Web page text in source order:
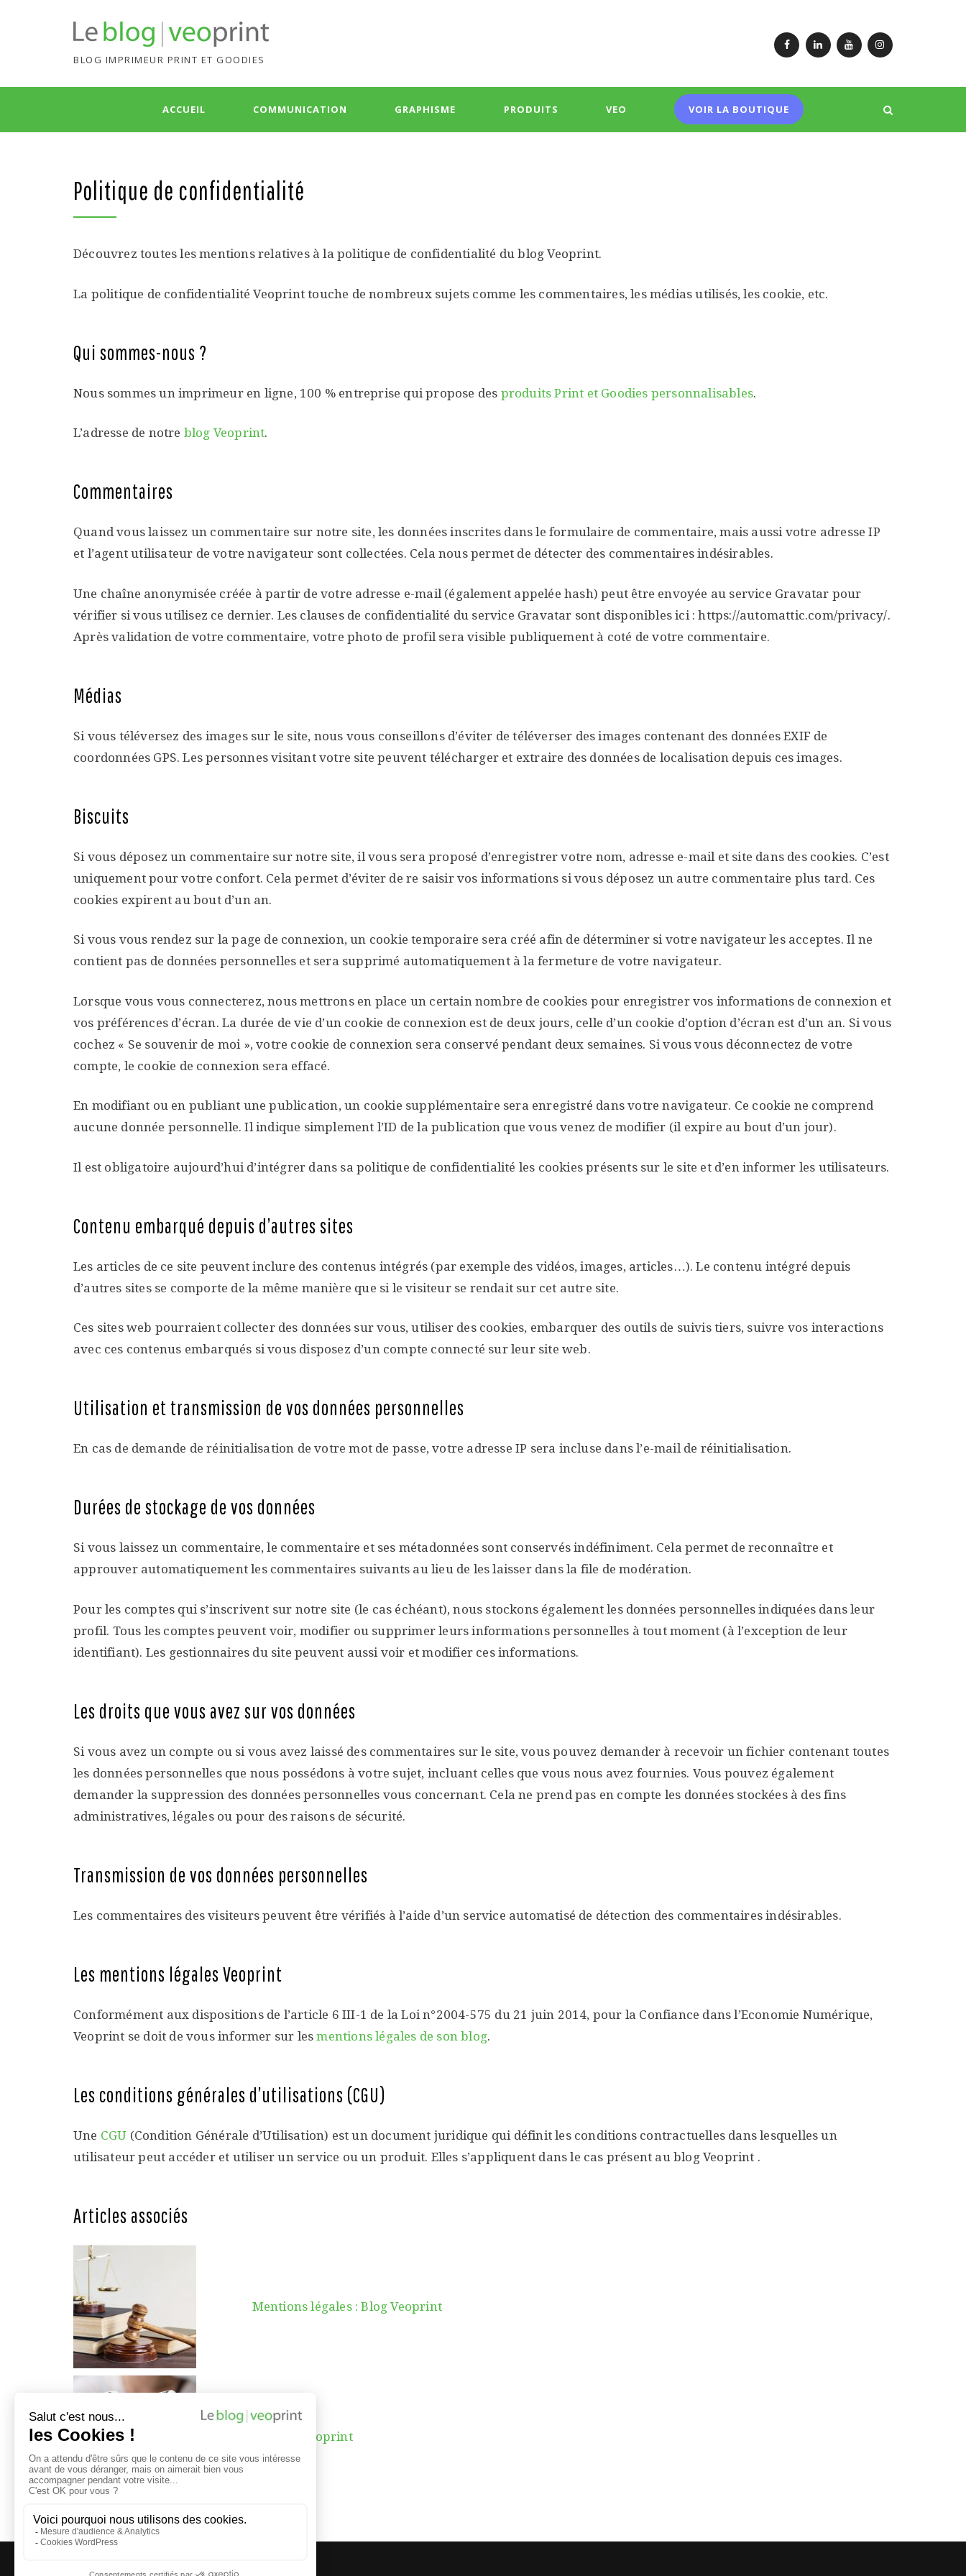
BLOG IMPRIMEUR PRINT ET GOODIES
FacebookLinkedInYouTubeInstagram
ACCUEIL COMMUNICATION GRAPHISME PRODUITS VEO VOIR LA BOUTIQUE
Politique de confidentialité
Découvrez toutes les mentions relatives à la politique de confidentialité du blog Veoprint.
La politique de confidentialité Veoprint touche de nombreux sujets comme les commentaires, les médias utilisés, les cookie, etc.
Qui sommes-nous ?
Nous sommes un imprimeur en ligne, 100 % entreprise qui propose des produits Print et Goodies personnalisables.
L’adresse de notre blog Veoprint.
Commentaires
Quand vous laissez un commentaire sur notre site, les données inscrites dans le formulaire de commentaire, mais aussi votre adresse IP
et l’agent utilisateur de votre navigateur sont collectées. Cela nous permet de détecter des commentaires indésirables.
Une chaîne anonymisée créée à partir de votre adresse e-mail (également appelée hash) peut être envoyée au service Gravatar pour
vérifier si vous utilisez ce dernier. Les clauses de confidentialité du service Gravatar sont disponibles ici : https://automattic.com/privacy/.
Après validation de votre commentaire, votre photo de profil sera visible publiquement à coté de votre commentaire.
Médias
Si vous téléversez des images sur le site, nous vous conseillons d’éviter de téléverser des images contenant des données EXIF de
coordonnées GPS. Les personnes visitant votre site peuvent télécharger et extraire des données de localisation depuis ces images.
Biscuits
Si vous déposez un commentaire sur notre site, il vous sera proposé d’enregistrer votre nom, adresse e-mail et site dans des cookies. C’est
uniquement pour votre confort. Cela permet d’éviter de re saisir vos informations si vous déposez un autre commentaire plus tard. Ces
cookies expirent au bout d’un an.
Si vous vous rendez sur la page de connexion, un cookie temporaire sera créé afin de déterminer si votre navigateur les acceptes. Il ne
contient pas de données personnelles et sera supprimé automatiquement à la fermeture de votre navigateur.
Lorsque vous vous connecterez, nous mettrons en place un certain nombre de cookies pour enregistrer vos informations de connexion et
vos préférences d’écran. La durée de vie d’un cookie de connexion est de deux jours, celle d’un cookie d’option d’écran est d’un an. Si vous
cochez « Se souvenir de moi », votre cookie de connexion sera conservé pendant deux semaines. Si vous vous déconnectez de votre
compte, le cookie de connexion sera effacé.
En modifiant ou en publiant une publication, un cookie supplémentaire sera enregistré dans votre navigateur. Ce cookie ne comprend
aucune donnée personnelle. Il indique simplement l’ID de la publication que vous venez de modifier (il expire au bout d’un jour).
Il est obligatoire aujourd’hui d’intégrer dans sa politique de confidentialité les cookies présents sur le site et d’en informer les utilisateurs.
Contenu embarqué depuis d’autres sites
Les articles de ce site peuvent inclure des contenus intégrés (par exemple des vidéos, images, articles…). Le contenu intégré depuis
d’autres sites se comporte de la même manière que si le visiteur se rendait sur cet autre site.
Ces sites web pourraient collecter des données sur vous, utiliser des cookies, embarquer des outils de suivis tiers, suivre vos interactions
avec ces contenus embarqués si vous disposez d’un compte connecté sur leur site web.
Utilisation et transmission de vos données personnelles
En cas de demande de réinitialisation de votre mot de passe, votre adresse IP sera incluse dans l’e-mail de réinitialisation.
Durées de stockage de vos données
Si vous laissez un commentaire, le commentaire et ses métadonnées sont conservés indéfiniment. Cela permet de reconnaître et
approuver automatiquement les commentaires suivants au lieu de les laisser dans la file de modération.
Pour les comptes qui s’inscrivent sur notre site (le cas échéant), nous stockons également les données personnelles indiquées dans leur
profil. Tous les comptes peuvent voir, modifier ou supprimer leurs informations personnelles à tout moment (à l’exception de leur
identifiant). Les gestionnaires du site peuvent aussi voir et modifier ces informations.
Les droits que vous avez sur vos données
Si vous avez un compte ou si vous avez laissé des commentaires sur le site, vous pouvez demander à recevoir un fichier contenant toutes
les données personnelles que nous possédons à votre sujet, incluant celles que vous nous avez fournies. Vous pouvez également
demander la suppression des données personnelles vous concernant. Cela ne prend pas en compte les données stockées à des fins
administratives, légales ou pour des raisons de sécurité.
Transmission de vos données personnelles
Les commentaires des visiteurs peuvent être vérifiés à l’aide d’un service automatisé de détection des commentaires indésirables.
Les mentions légales Veoprint
Conformément aux dispositions de l’article 6 III-1 de la Loi n°2004-575 du 21 juin 2014, pour la Confiance dans l’Economie Numérique,
Veoprint se doit de vous informer sur lesmentions légales de son blog.
Les conditions générales d’utilisations (CGU)
Une CGU (Condition Générale d’Utilisation) est un document juridique qui définit les conditions contractuelles dans lesquelles un
utilisateur peut accéder et utiliser un service ou un produit. Elles s’appliquent dans le cas présent au blog Veoprint .
Articles associés
Mentions légales : Blog Veoprint
Contact Veoprint